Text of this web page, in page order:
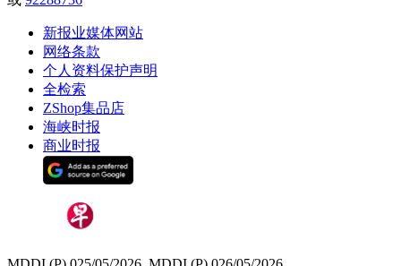
新报业媒体网站
网络条款
个人资料保护声明
全检索
ZShop集品店
海峡时报
商业时报